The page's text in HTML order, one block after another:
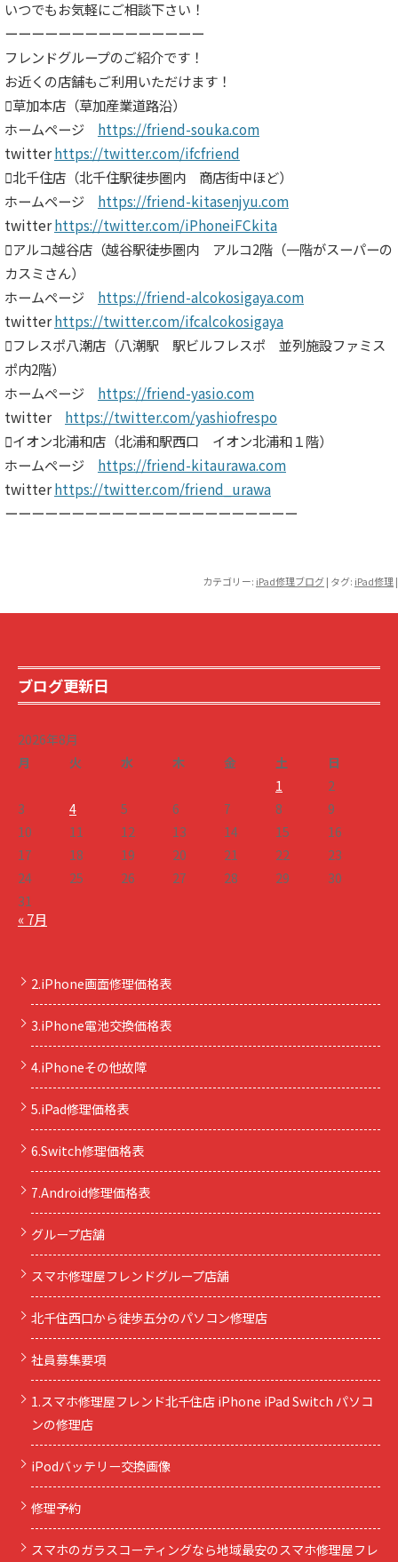
いつでもお気軽にご相談下さい！
ーーーーーーーーーーーーーーー
フレンドグループのご紹介です！
お近くの店舗もご利用いただけます！
草加本店（草加産業道路沿）
ホームページ https://friend-souka.com
twitterhttps://twitter.com/ifcfriend
北千住店（北千住駅徒歩圏内 商店街中ほど）
ホームページ https://friend-kitasenjyu.com
twitterhttps://twitter.com/iPhoneiFCkita
アルコ越谷店（越谷駅徒歩圏内 アルコ2階（一階がスーパーの
カスミさん）
ホームページ https://friend-alcokosigaya.com
twitterhttps://twitter.com/ifcalcokosigaya
フレスポ八潮店（八潮駅 駅ビルフレスポ 並列施設ファミス
ポ内2階）
ホームページ https://friend-yasio.com
twitter https://twitter.com/yashiofrespo
イオン北浦和店（北浦和駅西口 イオン北浦和１階）
ホームページ https://friend-kitaurawa.com
twitterhttps://twitter.com/friend_urawa
ーーーーーーーーーーーーーーーーーーーーーー
カテゴリー: iPad修理ブログ| タグ: iPad修理|
ブログ更新日
2026年8月
月
火 水 木 金 土
日
1
2
3
4 5 6 7 8
9
10
11 12 13 14 15
16
17
18 19 20 21 22
23
24
25 26 27 28 29
30
31
« 7月
2.iPhone画面修理価格表
3.iPhone電池交換価格表
4.iPhoneその他故障
5.iPad修理価格表
6.Switch修理価格表
7.Android修理価格表
グループ店舗
スマホ修理屋フレンドグループ店舗
北千住西口から徒歩五分のパソコン修理店
社員募集要項
1.スマホ修理屋フレンド北千住店 iPhone iPad Switch パソコ
ンの修理店
iPodバッテリー交換画像
修理予約
スマホのガラスコーティングなら地域最安のスマホ修理屋フレ